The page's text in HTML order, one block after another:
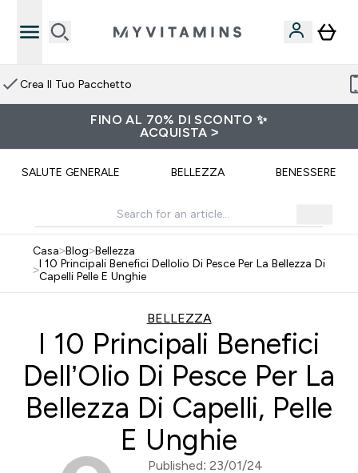
FINO AL 70% DI SCONTO ✨
ACQUISTA >
SALUTE GENERALE BELLEZZA BENESSERE
Casa>Blog>Bellezza
>I 10 Principali Benefici Dellolio Di Pesce Per La Bellezza Di
Capelli Pelle E Unghie
BELLEZZA
I 10 Principali Benefici
Dell’Olio Di Pesce Per La
Bellezza Di Capelli, Pelle
E Unghie
Published: 23/01/24